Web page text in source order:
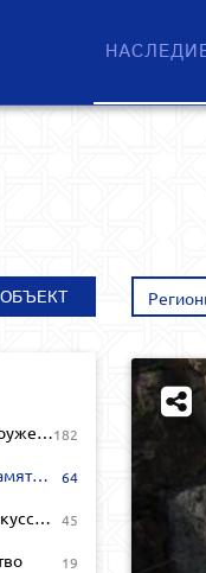
182
64
45
19